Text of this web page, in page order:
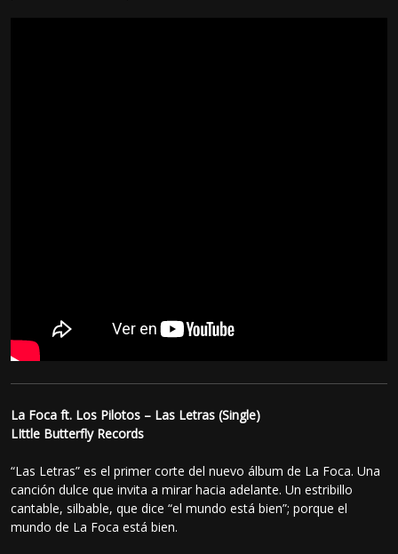
La Foca ft. Los Pilotos – Las Letras (Single)
LIttle Butterfly Records
“Las Letras” es el primer corte del nuevo álbum de La Foca. Una
canción dulce que invita a mirar hacia adelante. Un estribillo
cantable, silbable, que dice “el mundo está bien”; porque el
mundo de La Foca está bien.